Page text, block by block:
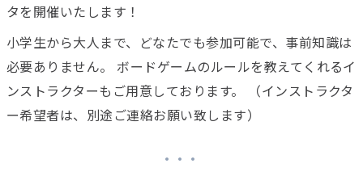
タを開催いたします！
小学生から大人まで、どなたでも参加可能で、事前知識は
必要ありません。 ボードゲームのルールを教えてくれるイ
ンストラクターもご用意しております。 （インストラクタ
ー希望者は、別途ご連絡お願い致します）